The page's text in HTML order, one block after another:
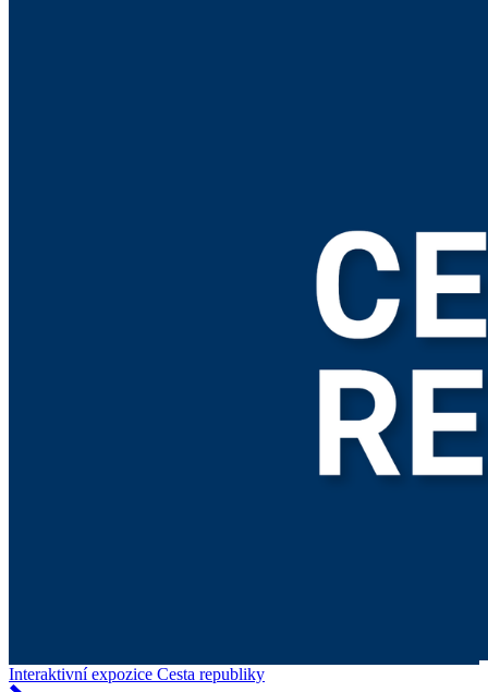
Interaktivní expozice Cesta republiky